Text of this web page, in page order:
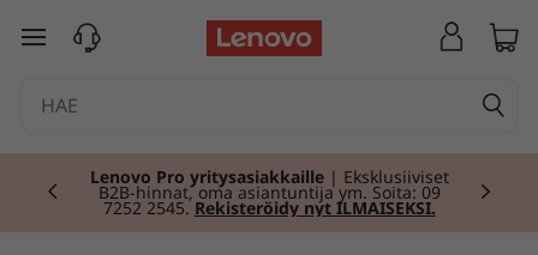
Tsiirry pääsisältöön
Lenovo Pro yritysasiakkaille| Eksklusiiviset
B2B-hinnat, oma asiantuntija ym. Soita: 09
7252 2545. Rekisteröidy nyt ILMAISEKSI.
Currently displaying item 2 of 2